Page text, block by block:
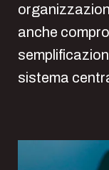
anche
sistema